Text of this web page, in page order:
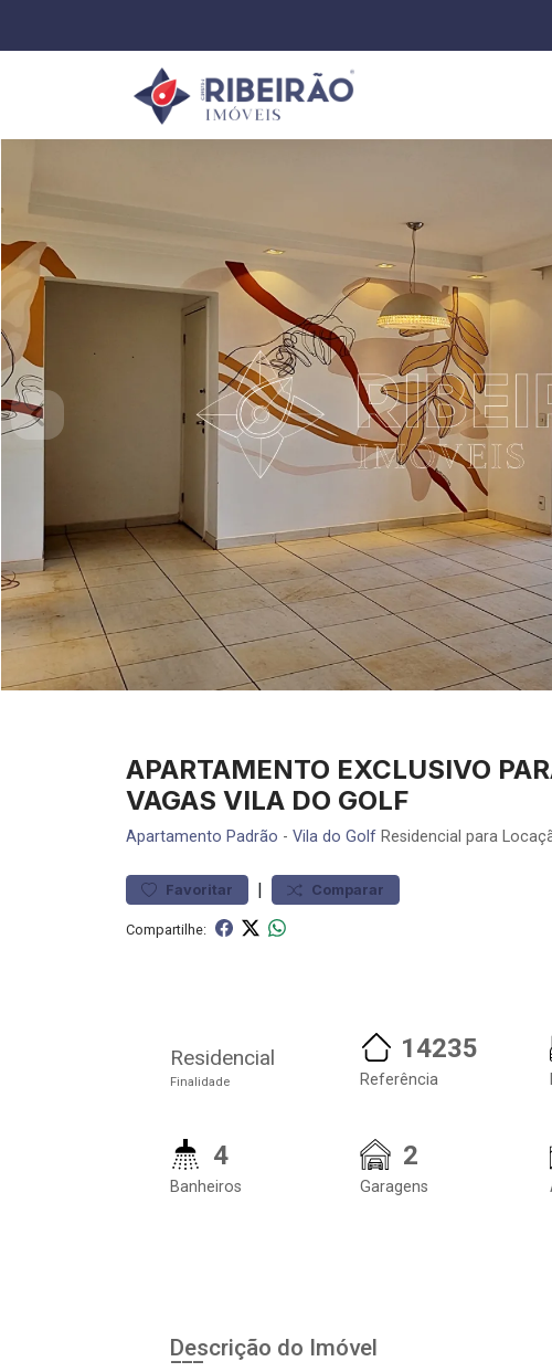
APARTAMENTO EXCLUSIVO
VAGAS VILA DO GOLF
Apartamento Padrão - Vila do Golf Residencial para
Favoritar | Comparar
Compartilhe:
Residencial
Finalidade
14235
Referência
4
Banheiros
2
Garagens
Descrição do Imóvel